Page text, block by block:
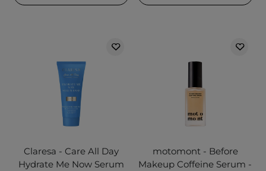
Claresa - Care All Day
Hydrate Me Now Serum
motomont - Before
Makeup Coffeine Serum -